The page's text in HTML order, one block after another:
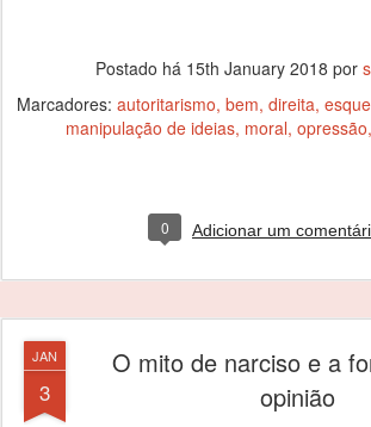
Postado há 15th January 2018 por
Marcadores: autoritarismo bem direita
manipulação de ideias moral opressão
0 Adicionar um
JAN
3
O mito de narciso e a
opinião